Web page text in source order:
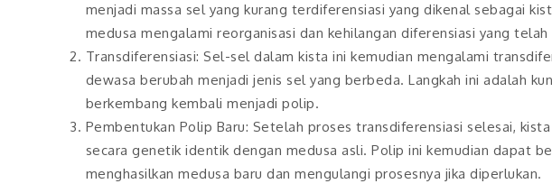
menjadi massa sel yang kurang terdiferensiasi yang dikenal sebagai
medusa mengalami reorganisasi dan kehilangan diferensiasi yang telah
Transdiferensiasi: Sel-sel dalam kista ini kemudian mengalami
dewasa berubah menjadi jenis sel yang berbeda. Langkah ini adalah
berkembang kembali menjadi polip.
Pembentukan Polip Baru: Setelah proses transdiferensiasi selesai,
secara genetik identik dengan medusa asli. Polip ini kemudian dapat
menghasilkan medusa baru dan mengulangi prosesnya jika diperlukan.